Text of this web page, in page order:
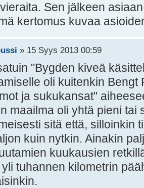
Sen jälkeen
kertomus kuvaa
» 15 Syys 2013 00:59
"Bygden kiveä
oli kuitenkin Bengt
ja sukukansat"
maailma oli yhtä pieni tai
sitä että, silloinkin
kuin nytkin. Ainakin
kuukausien
tuhannen kilometrin